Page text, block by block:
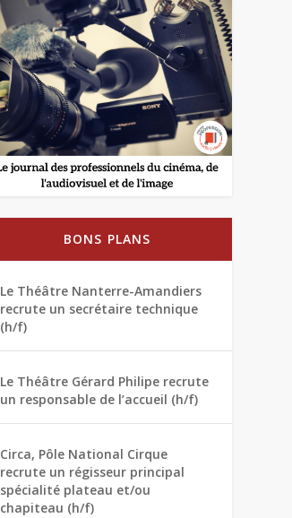
BONS PLANS
Le Théâtre Nanterre-Amandiers
recrute un secrétaire technique
(h/f)
Le Théâtre Gérard Philipe recrute
un responsable de l’accueil (h/f)
Circa, Pôle National Cirque
recrute un régisseur principal
spécialité plateau et/ou
chapiteau (h/f)